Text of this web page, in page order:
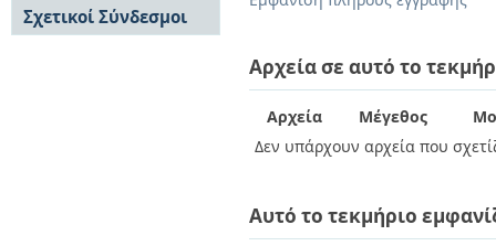
Αρχεία σε αυτό το
Αρχεία Μέγεθος
Δεν υπάρχουν αρχεία που
Αυτό το τεκμήριο
Τίτλοι
Θέματα
Οδηγίες Χρήσης ΙΑ
Συχνές Ερωτήσεις
Σχετικοί Σύνδεσμοι